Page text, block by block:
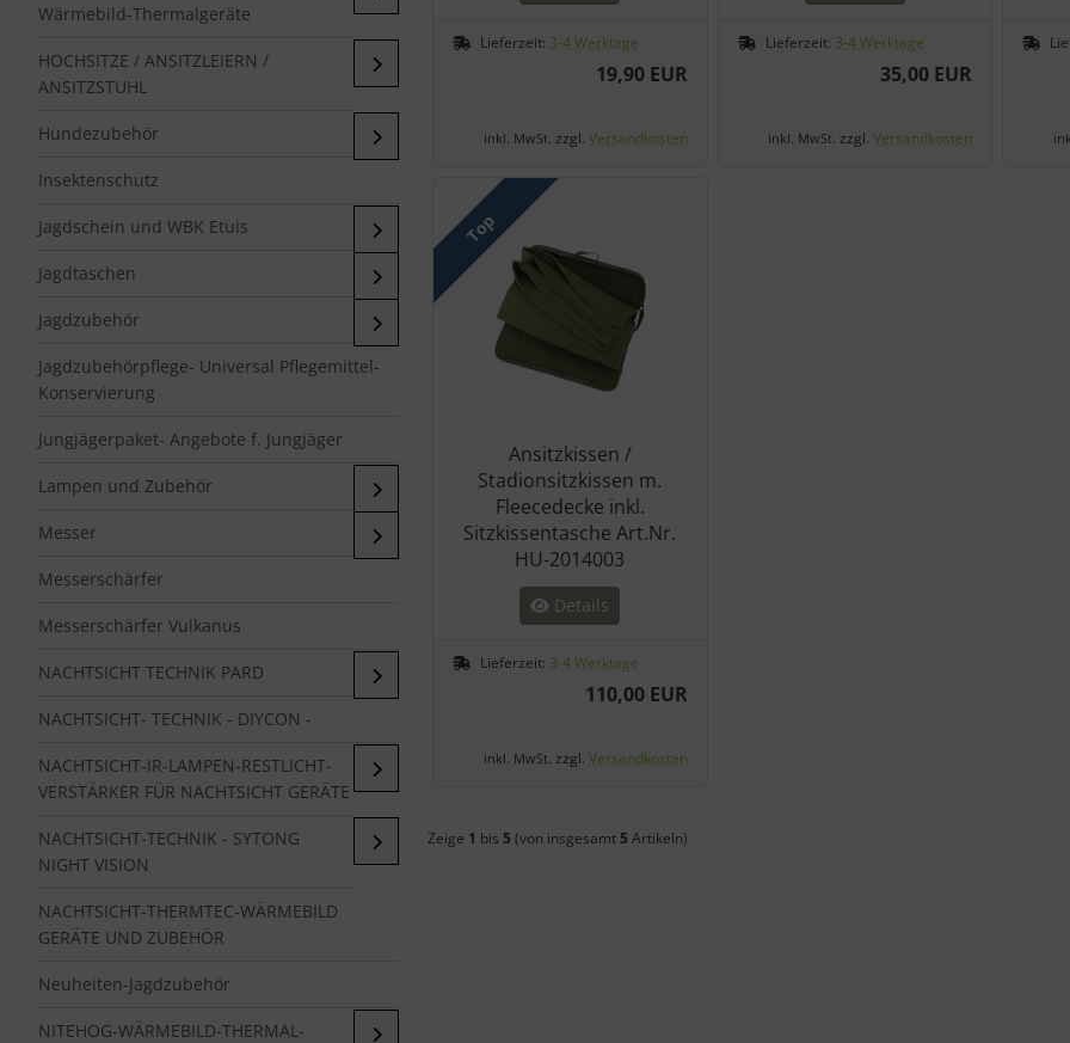
Wärmebild-Thermalgeräte
HOCHSITZE / ANSITZLEIERN /
ANSITZSTUHL
Hundezubehör
Insektenschutz
Jagdschein und WBK Etuis
Jagdtaschen
Jagdzubehör
Jagdzubehörpflege- Universal Pflegemittel-
Konservierung
Jungjägerpaket- Angebote f. Jungjäger
Lampen und Zubehör
Messer
Messerschärfer
Messerschärfer Vulkanus
NACHTSICHT TECHNIK PARD
NACHTSICHT- TECHNIK - DIYCON -
NACHTSICHT-IR-LAMPEN-RESTLICHT-
VERSTÄRKER FÜR NACHTSICHT GERÄTE
NACHTSICHT-TECHNIK - SYTONG
NIGHT VISION
NACHTSICHT-THERMTEC-WÄRMEBILD
GERÄTE UND ZUBEHÖR
Neuheiten-Jagdzubehör
NITEHOG-WÄRMEBILD-THERMAL-
Lieferzeit: 3-4 Werktage
19,90 EUR
inkl. MwSt. zzgl. Versandkosten
Lieferzeit: 3-4 Werktage
35,00 EUR
inkl. MwSt. zzgl. Versandkosten
Top
Ansitzkissen /
Stadionsitzkissen m.
Fleecedecke inkl.
Sitzkissentasche Art.Nr.
HU-2014003
Details
Lieferzeit: 3-4 Werktage
110,00 EUR
inkl. MwSt. zzgl. Versandkosten
Zeige 1 bis 5 (von insgesamt 5 Artikeln)